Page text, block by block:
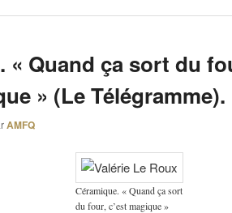
« Quand ça sort du
» (Le Télégramme).
AMFQ
Céramique. « Quand ça sort
du four, c’est magique »